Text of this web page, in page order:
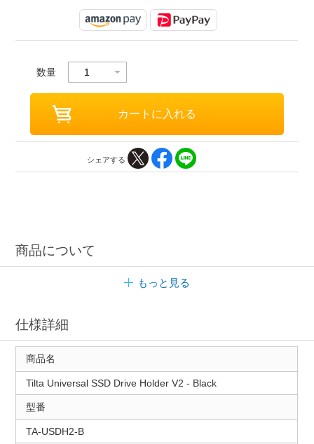
数量
シェアする
商品について
もっと見る
仕様詳細
商品名
Tilta Universal SSD Drive Holder V2 - Black
型番
TA-USDH2-B